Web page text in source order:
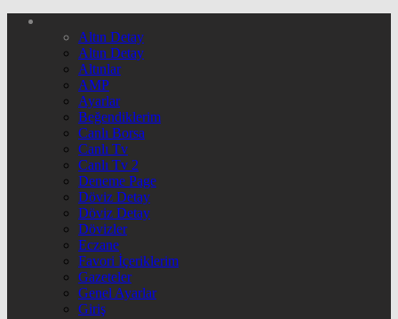
Altın Detay
Altın Detay
Altınlar
AMP
Ayarlar
Beğendiklerim
Canlı Borsa
Canlı Tv
Canlı Tv 2
Deneme Page
Döviz Detay
Döviz Detay
Dövizler
Eczane
Favori İçeriklerim
Gazeteler
Genel Ayarlar
Giriş